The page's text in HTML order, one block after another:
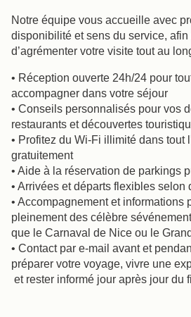
Notre équipe vous accueille avec
disponibilité et sens du service, afin
d’agrémenter votre visite tout au
• Réception ouverte 24h/24 pour
accompagner dans votre séjour
• Conseils personnalisés pour vos
restaurants et découvertes
• Profitez du Wi-Fi illimité dans tout
gratuitement
• Aide à la réservation de parkings
• Arrivées et départs flexibles selon
• Accompagnement et informations
pleinement des célèbre
que le Carnaval de Nice ou le
• Contact par e-mail avant et
préparer votre voyage, vivre une
et rester informé jour après jour du
AccèsRéserverNous